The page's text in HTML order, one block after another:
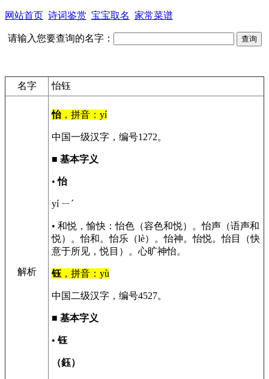
网站首页 诗词鉴赏 宝宝取名 家常菜谱
请输入您要查询的名字：
名字 怡钰
解析
怡 ，拼音：yí
中国一级汉字，编号1272。
■ 基本字义
•怡
yí ㄧˊ
• 和悦，愉快：怡色（容色和悦）。怡声（语声和
悦）。怡和。怡乐（lè）。怡神。怡悦。怡目（快
意于所见，悦目）。心旷神怡。
钰 ，拼音：yù
中国二级汉字，编号4527。
■ 基本字义
•钰
（鈺）